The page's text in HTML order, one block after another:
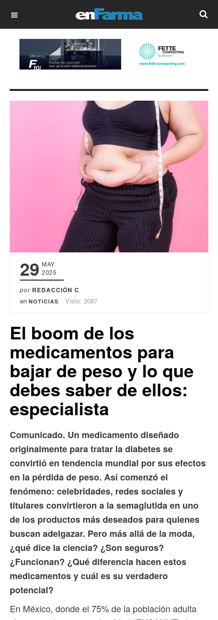
OFF CANVAS
29 MAY
2025
por REDACCIÓN C
en NOTICIAS Visto: 3087
El boom de los
medicamentos para
bajar de peso y lo que
debes saber de ellos:
especialista
Comunicado. Un medicamento diseñado
originalmente para tratar la diabetes se
convirtió en tendencia mundial por sus efectos
en la pérdida de peso. Así comenzó el
fenómeno: celebridades, redes sociales y
titulares convirtieron a la semaglutida en uno
de los productos más deseados para quienes
buscan adelgazar. Pero más allá de la moda,
¿qué dice la ciencia? ¿Son seguros?
¿Funcionan? ¿Qué diferencia hacen estos
medicamentos y cuál es su verdadero
potencial?
En México, donde el 75% de la población adulta